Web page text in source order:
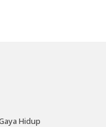
Hidup